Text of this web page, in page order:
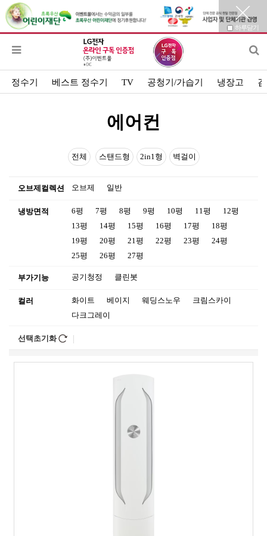
하루닫기
정수기 베스트 정수기 TV 공청기/가습기 냉장고
에어컨
전체 스탠드형 2in1형 벽걸이
오브제컬렉션 오브제 일반
냉방면적 6평 7평 8평 9평 10평 11평
12평
13평
14평 15평 16평 17평
18평
19평
20평 21평 22평 23평
24평
25평
26평 27평
부가기능 공기청정 클린봇
컬러 화이트 베이지 웨딩스노우
크림스카이
다크그레이
선택초기화